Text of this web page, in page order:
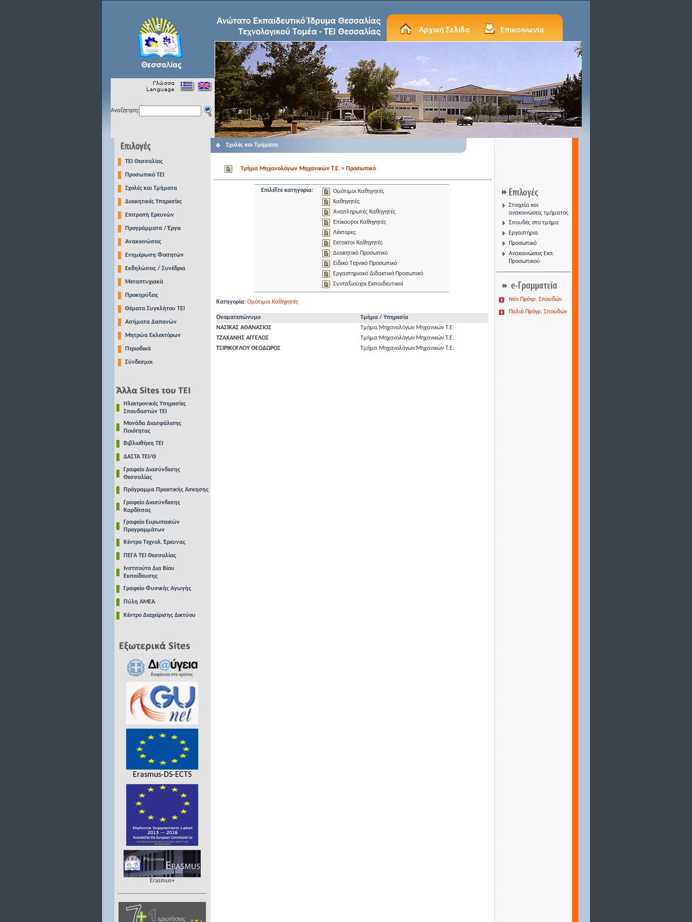
Αναζήτηση:
TEI Θεσσαλίας
Προσωπικό ΤΕΙ
Σχολές και Τμήματα
Διοικητικές Υπηρεσίες
Επιτροπή Ερευνών
Προγράμματα / Έργα
Ανακοινώσεις
Ενημέρωση Φοιτητών
Εκδηλώσεις / Συνέδρια
Μεταπτυχιακά
Προκηρύξεις
Θέματα Συγκλήτου ΤΕΙ
Αιτήματα Δαπανών
Μητρώα Εκλεκτόρων
Περιοδικά
Σύνδεσμοι
Ηλεκτρονικές Υπηρεσίες
Σπουδαστών ΤΕΙ
Μονάδα Διασφάλισης
Ποιότητας
Βιβλιοθήκη ΤΕΙ
ΔΑΣΤΑ ΤΕΙ/Θ
Γραφείο Διασύνδεσης
Θεσσαλίας
Πρόγραμμα Πρακτικής Ασκησης
Γραφείο Διασύνδεσης
Καρδίτσας
Γραφείο Ευρωπαικών
Προγραμμάτων
Κέντρο Τεχνολ. Έρευνας
ΠΕΓΑ ΤΕΙ Θεσσαλίας
Ινστιτούτο Δια Βίου
Εκπαίδευσης
Γραφείο Φυσικής Αγωγής
Πύλη ΑΜΕΑ
Κέντρο Διαχείρισης Δικτύου
Erasmus-DS-ECTS
Erasmus+
Σχολές και Τμήματα
Τμήμα Μηχανολόγων Μηχανικών Τ.Ε. > Προσωπικό
Επιλέξτε κατηγορία:
Ομότιμοι Καθηγητές
Καθηγητές
Αναπληρωτές Καθηγητές
Επίκουροι Καθηγητές
Λέκτορες
Εκτακτοι Καθηγητές
Διοικητικό Προσωπικό
Ειδικό Τεχνικό Προσωπικό
Εργαστηριακό Διδακτικό Προσωπικό
Συνταξιούχοι Εκπαιδευτικοί
Κατηγορία: Ομότιμοι Καθηγητές
Ονοματεπώνυμο
Τμήμα / Υπηρεσία
ΝΑΣΙΚΑΣ ΑΘΑΝΑΣΙΟΣ
Τμήμα Μηχανολόγων Μηχανικών Τ.Ε.
ΤΖΑΧΑΝΗΣ ΑΓΓΕΛΟΣ
Τμήμα Μηχανολόγων Μηχανικών Τ.Ε.
ΤΣΙΡΙΚΟΓΛΟΥ ΘΕΟΔΩΡΟΣ
Τμήμα Μηχανολόγων Μηχανικών Τ.Ε.
Στοιχεία και
ανακοινώσεις τμήματος
Σπουδές στο τμήμα
Εργαστήρια
Προσωπικό
Ανακοινώσεις Εκπ.
Προσωπικού
Νέο Πρόγρ. Σπουδών
Παλιό Πρόγρ. Σπουδών